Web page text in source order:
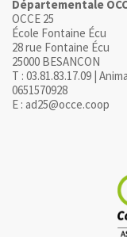
Départementale
OCCE 25
École Fontaine Écu
28 rue Fontaine Écu
25000 BESANCON
T : 03.81.83.17.09 |
0651570928
E : ad25@occe.coop